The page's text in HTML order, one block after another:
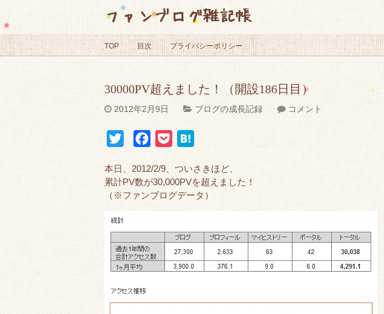
ファンブログ雑記帳
TOP 目次 プライバシーポリシー
30000PV超えました！（開設186日目）
2012年2月9日 ブログの成長記録 コメント
i
r
c
o
k
k
t
e
本日、2012/2/9、ついさきほど、
累計PV数が30,000PVを超えました！
（※ファンブログデータ）